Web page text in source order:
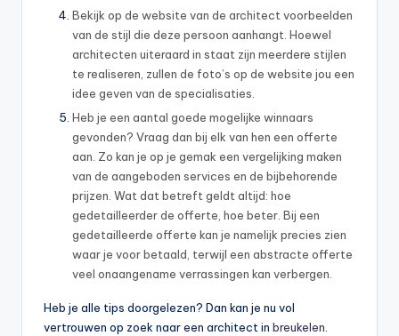
Bekijk op de website van de architect voorbeelden
van de stijl die deze persoon aanhangt. Hoewel
architecten uiteraard in staat zijn meerdere stijlen
te realiseren, zullen de foto’s op de website jou een
idee geven van de specialisaties.
Heb je een aantal goede mogelijke winnaars
gevonden? Vraag dan bij elk van hen een offerte
aan. Zo kan je op je gemak een vergelijking maken
van de aangeboden services en de bijbehorende
prijzen. Wat dat betreft geldt altijd: hoe
gedetailleerder de offerte, hoe beter. Bij een
gedetailleerde offerte kan je namelijk precies zien
waar je voor betaald, terwijl een abstracte offerte
veel onaangename verrassingen kan verbergen.
Heb je alle tips doorgelezen? Dan kan je nu vol
vertrouwen op zoek naar een architect in breukelen